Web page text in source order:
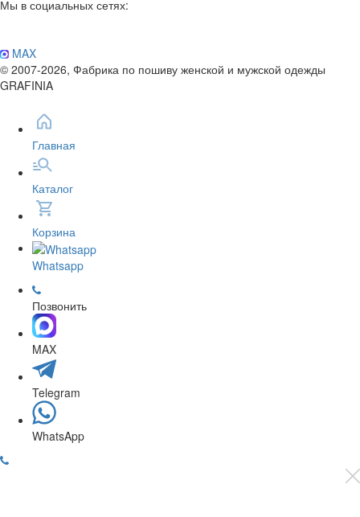
Мы в социальных сетях:
MAX
© 2007-2026, Фабрика по пошиву женской и мужской одежды
GRAFINIA
Главная
Каталог
Корзина
Whatsapp
Позвонить
MAX
Telegram
WhatsApp